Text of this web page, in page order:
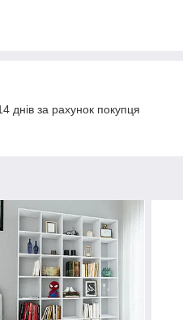
днів за рахунок покупця